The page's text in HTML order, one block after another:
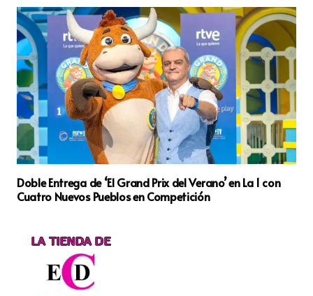
Doble Entrega de ‘El Grand Prix del Verano’ en La 1 con
Cuatro Nuevos Pueblos en Competición